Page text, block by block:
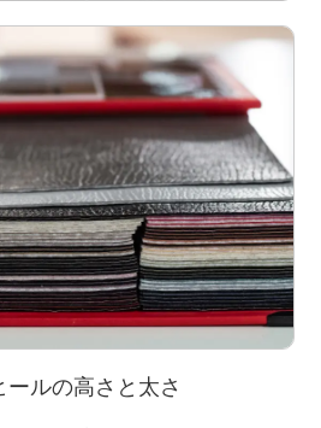
ールの高さと太さ